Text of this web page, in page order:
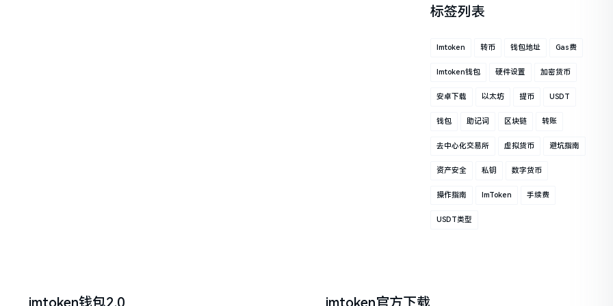
标签列表
Imtoken 转币 钱包地址 Gas费
Imtoken钱包 硬件设置 加密货币
安卓下载 以太坊 提币 USDT
钱包 助记词 区块链 转账
去中心化交易所 虚拟货币 避坑指南
资产安全 私钥 数字货币
操作指南 ImToken 手续费
USDT类型